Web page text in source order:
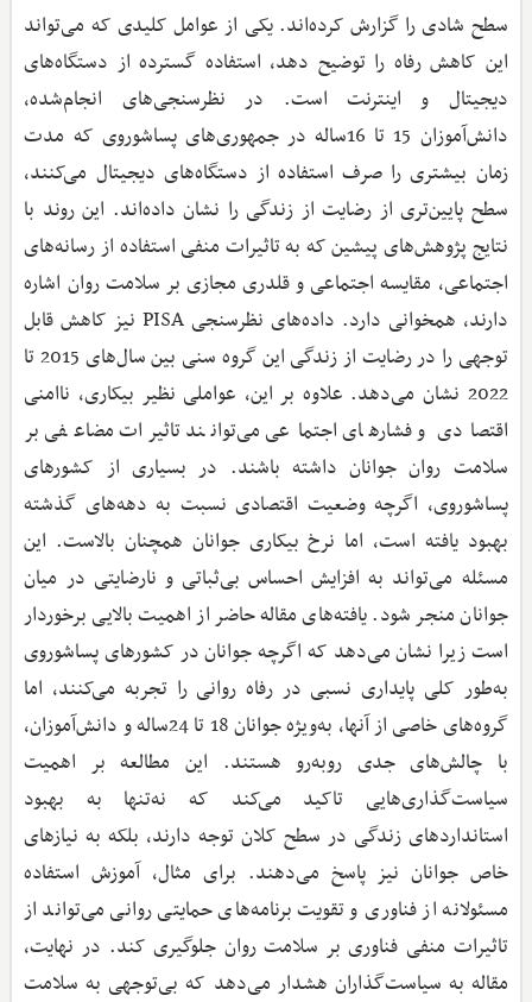
سطح شادی را گزارش کرده‌اند. یکی از عوامل کلیدی که می‌تواند
این کاهش رفاه را توضیح دهد، استفاده گسترده از دستگاه‌های
دیجیتال و اینترنت است. در نظرسنجی‌های انجام‌شده،
دانش‌آموزان 15 تا 16ساله در جمهوری‌های پساشوروی که مدت
زمان بیشتری را صرف استفاده از دستگاه‌های دیجیتال می‌کنند،
سطح پایین‌تری از رضایت از زندگی را نشان داده‌اند. این روند با
نتایج پژوهش‌های پیشین که به تاثیرات منفی استفاده از رسانه‌های
اجتماعی، مقایسه اجتماعی و قلدری مجازی بر سلامت روان اشاره
دارند، همخوانی دارد. داده‌های نظرسنجی PISA نیز کاهش قابل‌
توجهی را در رضایت از زندگی این گروه سنی بین سال‌های 2015 تا
2022 نشان می‌دهد. علاوه بر این، عواملی نظیر بیکاری، ناامنی
اقتصادی و فشارهای اجتماعی می‌توانند تاثیرات مضاعفی بر
سلامت روان جوانان داشته باشند. در بسیاری از کشورهای
پساشوروی، اگرچه وضعیت اقتصادی نسبت به دهه‌های گذشته
بهبود یافته است، اما نرخ بیکاری جوانان همچنان بالاست. این
مسئله می‌تواند به افزایش احساس بی‌ثباتی و نارضایتی در میان
جوانان منجر شود. یافته‌های مقاله حاضر از اهمیت بالایی برخوردار
است زیرا نشان می‌دهد که اگرچه جوانان در کشورهای پساشوروی
به‌طور کلی پایداری نسبی در رفاه روانی را تجربه می‌کنند، اما
گروه‌های خاصی از آنها، به‌ویژه جوانان 18 تا 24ساله و دانش‌آموزان،
با چالش‌های جدی روبه‌رو هستند. این مطالعه بر اهمیت
سیاست‌گذاری‌هایی تاکید می‌کند که نه‌تنها به بهبود
استانداردهای زندگی در سطح کلان توجه دارند، بلکه به نیازهای
خاص جوانان نیز پاسخ می‌دهند. برای مثال، آموزش استفاده
مسئولانه از فناوری و تقویت برنامه‌های حمایتی روانی می‌تواند از
تاثیرات منفی فناوری بر سلامت روان جلوگیری کند. در نهایت،
مقاله به سیاست‌گذاران هشدار می‌دهد که بی‌توجهی به سلامت